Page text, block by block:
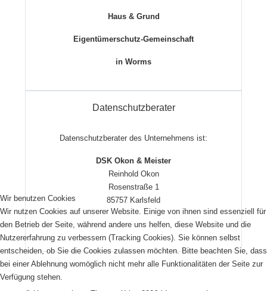
Haus & Grund
Eigentümerschutz-Gemeinschaft
in Worms
Datenschutzberater
Datenschutzberater des Unternehmens ist:
DSK Okon & Meister
Reinhold Okon
Rosenstraße 1
85757 Karlsfeld
Wir benutzen Cookies
Wir nutzen Cookies auf unserer Website. Einige von ihnen sind essenziell für
den Betrieb der Seite, während andere uns helfen, diese Website und die
Nutzererfahrung zu verbessern (Tracking Cookies). Sie können selbst
entscheiden, ob Sie die Cookies zulassen möchten. Bitte beachten Sie, dass
bei einer Ablehnung womöglich nicht mehr alle Funktionalitäten der Seite zur
Verfügung stehen.